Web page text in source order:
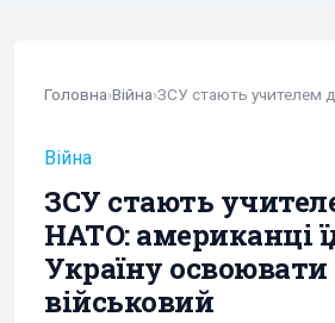
Головна›Війна›
Війна
ЗСУ стають
НАТО: американці
Україну
військовий